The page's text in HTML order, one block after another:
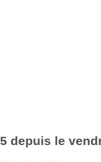
depuis le